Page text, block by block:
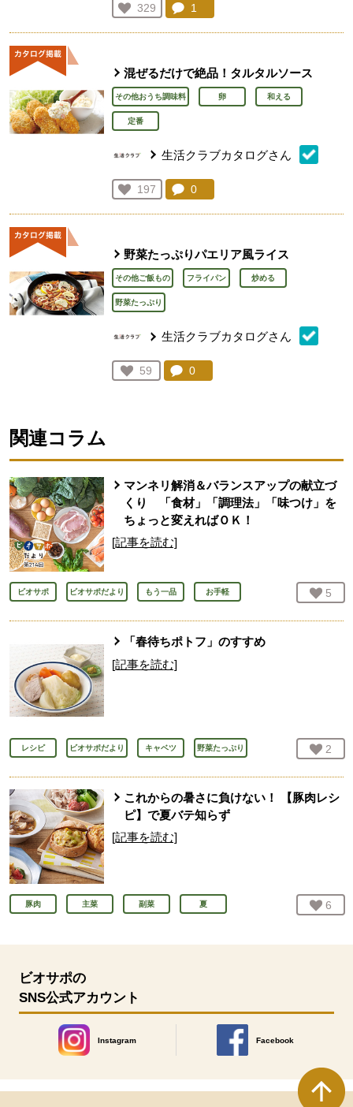
お気に入り登録：
329
人が登録
コメント：
1
混ぜるだけで絶品！タルタルソース
その他おうち調味料 卵 和える
定番
生活クラブカタログさん
お気に入り登録：
197
人が登録
コメント：
0
野菜たっぷりパエリア風ライス
その他ご飯もの フライパン 炒める
野菜たっぷり
生活クラブカタログさん
お気に入り登録：
59
人が登録
コメント：
0
関連コラム
マンネリ解消＆バランスアップの献立づ
くり 「食材」「調理法」「味つけ」を
ちょっと変えればＯＫ！
[記事を読む]
ビオサポ ビオサポだより もう一品 お手軽 お気
5
「春待ちポトフ」のすすめ
[記事を読む]
レシピ ビオサポだより キャベツ 野菜たっぷり お気
2
これからの暑さに負けない！ 【豚肉レシ
ピ】で夏バテ知らず
[記事を読む]
豚肉 主菜 副菜 夏 お気
6
ビオサポの
SNS公式アカウント
Instagram
別のウィンドウで開きます。
Facebook
別のウィンドウで開きます